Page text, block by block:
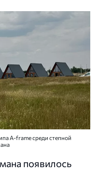
A-frame среди степной
появилось